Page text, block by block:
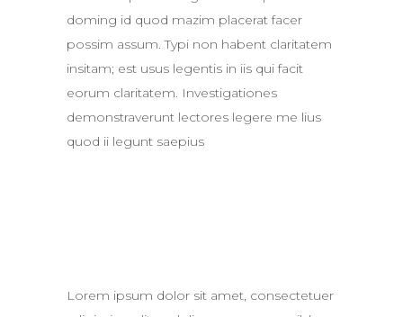
doming id quod mazim placerat facer
possim assum. Typi non habent claritatem
insitam; est usus legentis in iis qui facit
eorum claritatem. Investigationes
demonstraverunt lectores legere me lius
quod ii legunt saepius
Lorem ipsum dolor sit amet, consectetuer